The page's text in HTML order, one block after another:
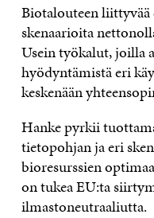
Biotalouteen liittyvää
skenaarioita
Usein työkalut, joilla
hyödyntämistä eri
keskenään
Hanke pyrkii
tietopohjan ja eri
bioresurssien
on tukea EU:ta
ilmastoneutraaliutta.